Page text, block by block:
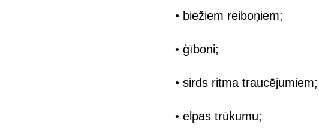
• biežiem reiboņiem;
• ģīboni;
• sirds ritma traucējumiem;
• elpas trūkumu;